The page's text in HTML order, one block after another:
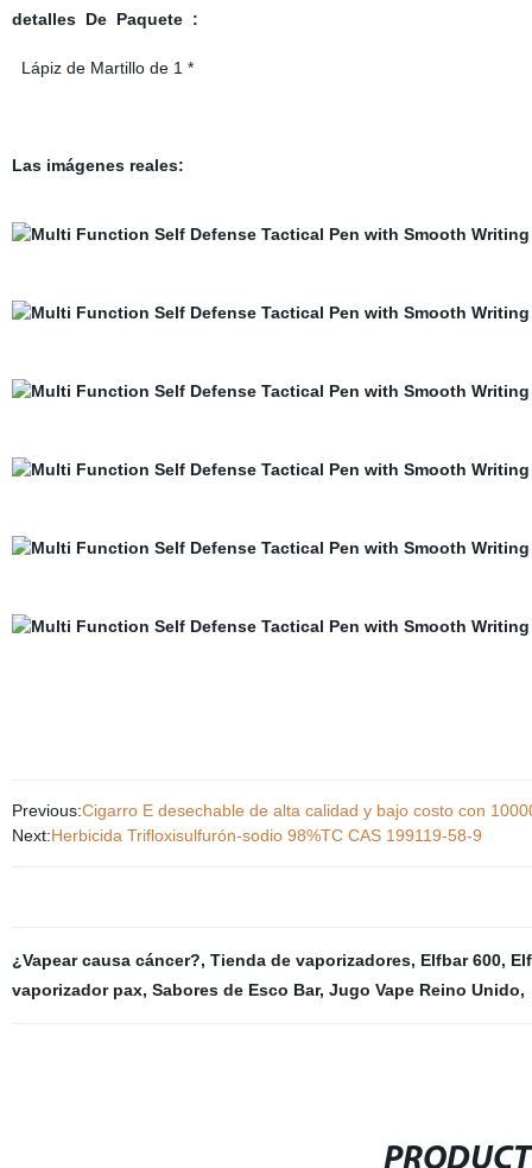
detalles De Paquete :
Lápiz de Martillo de 1 *
Las imágenes reales:
Previous:Cigarro E desechable de alta calidad y bajo costo con
Next:Herbicida Trifloxisulfurón-sodio 98%TC CAS 199119-58-9
¿Vapear causa cáncer?, Tienda de vaporizadores, Elfbar 600,
vaporizador pax, Sabores de Esco Bar, Jugo Vape Reino Unido,